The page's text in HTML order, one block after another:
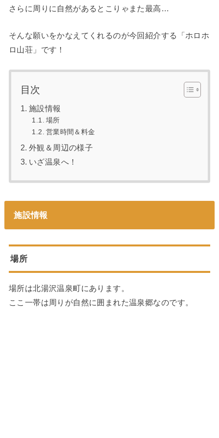
さらに周りに自然があるとこりゃまた最高…
そんな願いをかなえてくれるのが今回紹介する「ホロホ
ロ山荘」です！
目次
施設情報
場所
営業時間＆料金
外観＆周辺の様子
いざ温泉へ！
施設情報
場所
場所は北湯沢温泉町にあります。
ここ一帯は周りが自然に囲まれた温泉郷なのです。